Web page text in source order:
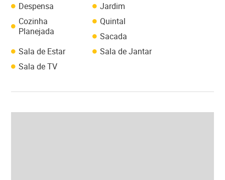
Despensa
Jardim
Cozinha
Planejada
Quintal
Sacada
Sala de Estar
Sala de Jantar
Sala de TV